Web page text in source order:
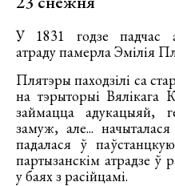
У 1831 годзе падчас
атраду памерла Эмілія
Плятэры паходзілі са
на тэрыторыі Вялікага
займацца адукацыяй,
замуж, але...
падалася ў
партызанскім атрадзе ў
у баях з расійцамі.